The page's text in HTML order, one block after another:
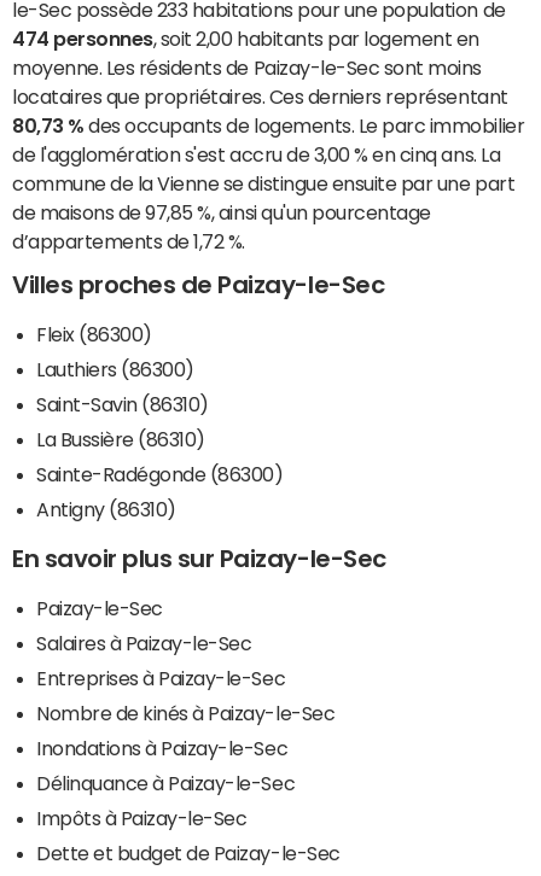
le-Sec possède 233 habitations pour une population de
474 personnes, soit 2,00 habitants par logement en
moyenne. Les résidents de Paizay-le-Sec sont moins
locataires que propriétaires. Ces derniers représentant
80,73 % des occupants de logements. Le parc immobilier
de l'agglomération s'est accru de 3,00 % en cinq ans. La
commune de la Vienne se distingue ensuite par une part
de maisons de 97,85 %, ainsi qu'un pourcentage
d’appartements de 1,72 %.
Villes proches de Paizay-le-Sec
Fleix (86300)
Lauthiers (86300)
Saint-Savin (86310)
La Bussière (86310)
Sainte-Radégonde (86300)
Antigny (86310)
En savoir plus sur Paizay-le-Sec
Paizay-le-Sec
Salaires à Paizay-le-Sec
Entreprises à Paizay-le-Sec
Nombre de kinés à Paizay-le-Sec
Inondations à Paizay-le-Sec
Délinquance à Paizay-le-Sec
Impôts à Paizay-le-Sec
Dette et budget de Paizay-le-Sec